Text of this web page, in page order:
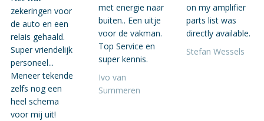
zekeringen voor
de auto en een
relais gehaald.
Super vriendelijk
personeel...
Meneer tekende
zelfs nog een
heel schema
voor mij uit!
met energie naar
buiten.. Een uitje
voor de vakman.
Top Service en
super kennis.
Ivo van
Summeren
on my amplifier
parts list was
directly available.
Stefan Wessels